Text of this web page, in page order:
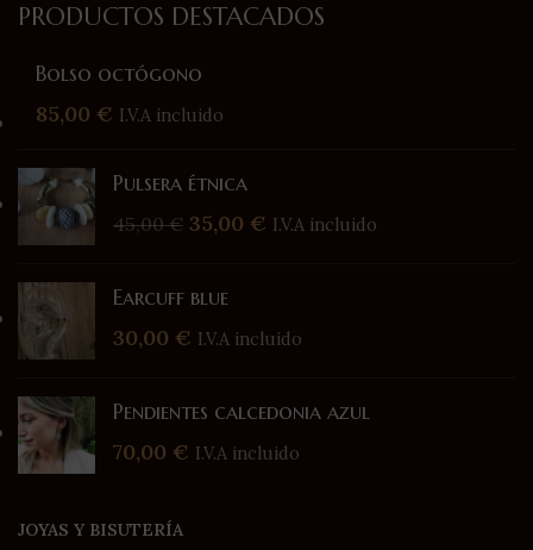
PRODUCTOS DESTACADOS
Bolso octógono
85,00 € I.V.A incluido
Pulsera étnica
45,00€ 35,00 € I.V.A incluido
Earcuff blue
30,00 € I.V.A incluido
Pendientes calcedonia azul
70,00 € I.V.A incluido
JOYAS Y BISUTERÍA